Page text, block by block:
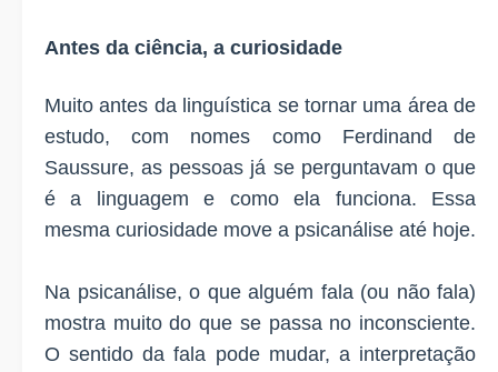
Antes da ciência, a curiosidade
Muito antes da linguística se tornar uma área de
estudo, com nomes como Ferdinand de
Saussure, as pessoas já se perguntavam o que
é a linguagem e como ela funciona. Essa
mesma curiosidade move a psicanálise até hoje.
Na psicanálise, o que alguém fala (ou não fala)
mostra muito do que se passa no inconsciente.
O sentido da fala pode mudar, a interpretação